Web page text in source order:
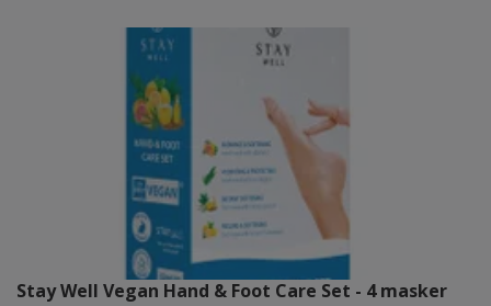
Stay Well Vegan Hand & Foot Care Set - 4 masker